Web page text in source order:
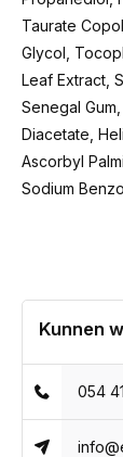
Taurate
Glycol,
Leaf Extract,
Senegal
Diacetate,
Ascorbyl
Sodium
Kunnen
054